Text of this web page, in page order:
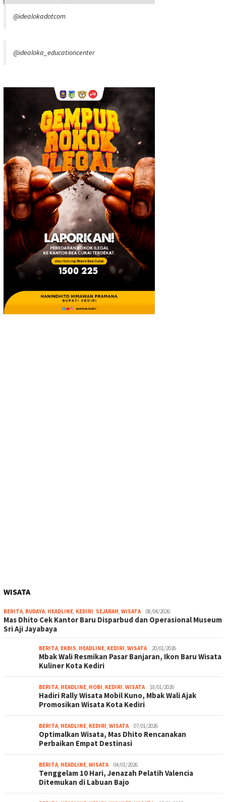
@idealokadotcom
@idealoka_educationcenter
WISATA
BERITA, BUDAYA, HEADLINE, KEDIRI, SEJARAH, WISATA 08/04/2026
Mas Dhito Cek Kantor Baru Disparbud dan Operasional Museum
Sri Aji Jayabaya
BERITA, EKBIS, HEADLINE, KEDIRI, WISATA 20/01/2026
Mbak Wali Resmikan Pasar Banjaran, Ikon Baru Wisata
Kuliner Kota Kediri
BERITA, HEADLINE, HOBI, KEDIRI, WISATA 18/01/2026
Hadiri Rally Wisata Mobil Kuno, Mbak Wali Ajak
Promosikan Wisata Kota Kediri
BERITA, HEADLINE, KEDIRI, WISATA 07/01/2026
Optimalkan Wisata, Mas Dhito Rencanakan
Perbaikan Empat Destinasi
BERITA, HEADLINE, WISATA 04/01/2026
Tenggelam 10 Hari, Jenazah Pelatih Valencia
Ditemukan di Labuan Bajo